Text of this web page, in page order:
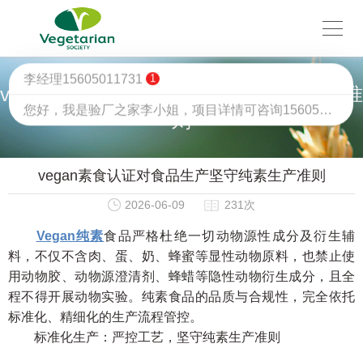
vegan素食认证对食品生产坚守纯素生产准
则
vegan素食认证对食品生产坚守纯素生产准则
2026-06-09 231次
Vegan纯素食品严格杜绝一切动物源性成分及衍生辅
料，不仅不含肉、蛋、奶、蜂蜜等显性动物原料，也禁止使
用动物胶、动物源澄清剂、蜂蜡等隐性动物衍生成分，且全
程不得开展动物实验。纯素食品的品质与合规性，完全依托
标准化、精细化的生产流程管控。
标准化生产：严控工艺，坚守纯素生产准则
李经理15605011731